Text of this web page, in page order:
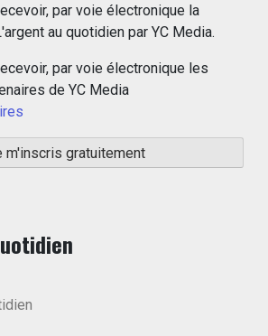
par voie électronique la
au quotidien par YC Media.
par voie électronique les
de YC Media